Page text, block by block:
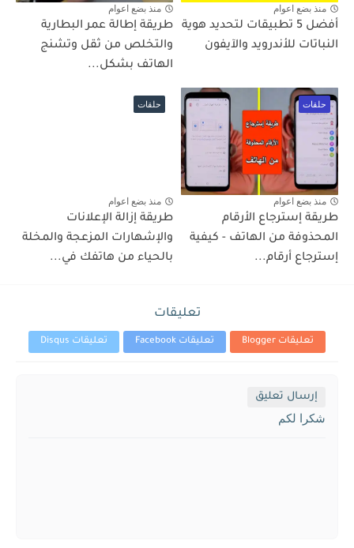
منذ بضع اعوام
أفضل 5 تطبيقات لتحديد هوية
النباتات للأندرويد والآيفون
منذ بضع اعوام
طريقة إطالة عمر البطارية
والتخلص من ثقل وتشنج
الهاتف بشكل...
حلقات
منذ بضع اعوام
طريقة إسترجاع الأرقام
المحذوفة من الهاتف - كيفية
إسترجاع أرقام...
حلقات
منذ بضع اعوام
طريقة إزالة الإعلانات
والإشهارات المزعجة والمخلة
بالحياء من هاتفك في...
تعليقات
تعليقات Blogger تعليقات Facebook تعليقات Disqus
إرسال تعليق
شكرا لكم